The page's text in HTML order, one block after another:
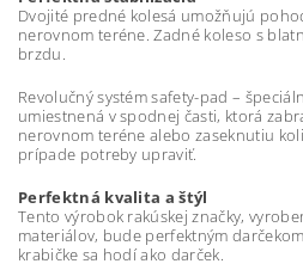
Dvojité predné kolesá umožňujú
nerovnom teréne. Zadné koleso s
brzdu.
Revolučný systém safety-pad –
umiestnená v spodnej časti, ktorá
nerovnom teréne alebo zaseknutiu
prípade potreby upraviť.
Perfektná kvalita a štýl
Tento výrobok rakúskej značky,
materiálov, bude perfektným
krabičke sa hodí ako darček.